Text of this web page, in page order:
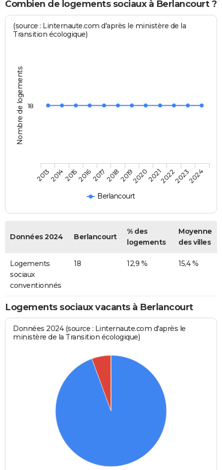
Combien de logements sociaux à Berlancourt ?
Nombre de logements
(source : Linternaute.com d'après le ministère de la
Transition écologique)
Berlancourt
201320142015201620172018201920202021202220232024
18
Données 2024 Berlancourt
% des
logements
Moyenne
des villes
Logements
sociaux
conventionnés
18 12,9 % 15,4 %
Logements sociaux vacants à Berlancourt
Données 2024 (source : Linternaute.com d'après le
ministère de la Transition écologique)